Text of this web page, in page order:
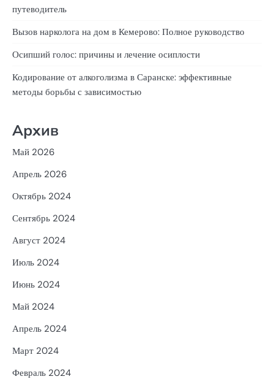
путеводитель
Вызов нарколога на дом в Кемерово: Полное руководство
Осипший голос: причины и лечение осиплости
Кодирование от алкоголизма в Саранске: эффективные
методы борьбы с зависимостью
Архив
Май 2026
Апрель 2026
Октябрь 2024
Сентябрь 2024
Август 2024
Июль 2024
Июнь 2024
Май 2024
Апрель 2024
Март 2024
Февраль 2024